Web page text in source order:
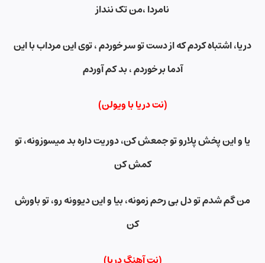
نامردا ،من تک ننداز
دریا، اشتباه کردم که از دست تو سر خوردم ، توی این مرداب با این
آدما بر خوردم ، بد کم آوردم
(نت دریا با ویولن)
یا و این پخش پلارو تو جمعش کن، دوریت داره بد میسوزونه، تو
کمش کن
من گم شدم تو دل بی رحم زمونه، بیا و این دیوونه رو، تو باورش
کن